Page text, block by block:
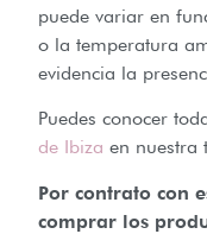
puede variar en
o la temperatura
evidencia la
Puedes conocer
de Ibiza en nuestra
Por contrato con
comprar los